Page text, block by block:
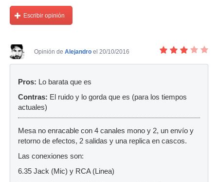
Escribir opinión
Opinión de Alejandro el 20/10/2016
Pros: Lo barata que es
Contras: El ruido y lo gorda que es (para los tiempos
actuales)
Mesa no enracable con 4 canales mono y 2, un envío y
retorno de efectos, 2 salidas y una replica en cascos.
Las conexiones son:
6.35 Jack (Mic) y RCA (Linea)